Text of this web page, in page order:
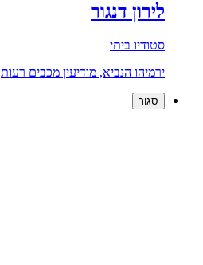
לירון דנגור
סטודיו ביתי
ירמיהו הנביא, מודיעין מכבים רעות
סגור